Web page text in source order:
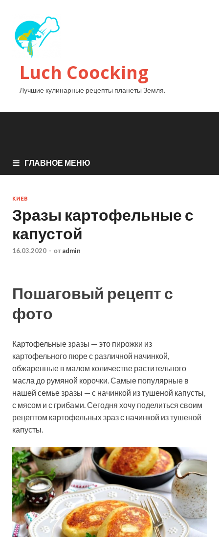
Luch Coocking
Лучшие кулинарные рецепты планеты Земля.
ГЛАВНОЕ МЕНЮ
КИЕВ
Зразы картофельные с
капустой
16.03.2020 - от admin
Пошаговый рецепт с
фото
Картофельные зразы — это пирожки из
картофельного пюре с различной начинкой,
обжаренные в малом количестве растительного
масла до румяной корочки. Самые популярные в
нашей семье зразы — с начинкой из тушеной капусты,
с мясом и с грибами. Сегодня хочу поделиться своим
рецептом картофельных зраз с начинкой из тушеной
капусты.